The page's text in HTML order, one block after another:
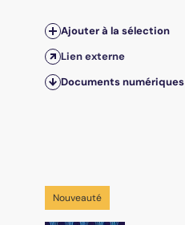
Ajouter à la sélection
Lien externe
Documents numériques
Nouveauté